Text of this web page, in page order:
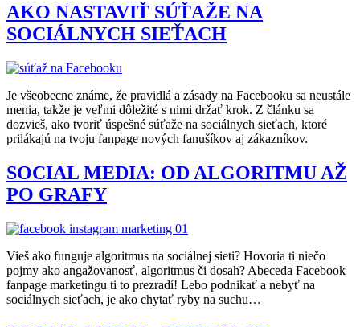
AKO NASTAVIŤ SÚŤAŽE NA
SOCIÁLNYCH SIEŤACH
Je všeobecne známe, že pravidlá a zásady na Facebooku sa neustále
menia, takže je veľmi dôležité s nimi držať krok. Z článku sa
dozvieš, ako tvoriť úspešné súťaže na sociálnych sieťach, ktoré
prilákajú na tvoju fanpage nových fanušíkov aj zákazníkov.
SOCIAL MEDIA: OD ALGORITMU AŽ
PO GRAFY
Vieš ako funguje algoritmus na sociálnej sieti? Hovoria ti niečo
pojmy ako angažovanosť, algoritmus či dosah? Abeceda Facebook
fanpage marketingu ti to prezradí! Lebo podnikať a nebyť na
sociálnych sieťach, je ako chytať ryby na suchu…